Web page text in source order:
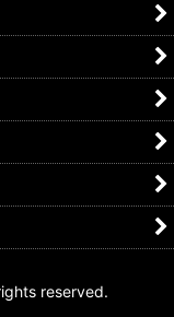
reserved.